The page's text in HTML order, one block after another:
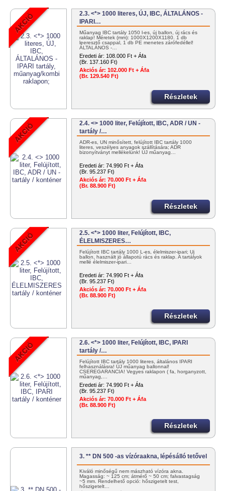
2.3. <*> 1000 literes, ÚJ, IBC, ÁLTALÁNOS -
IPARI…
Műanyag IBC tartály 1050 l-es, új ballon, új rács és
raklap! Méretek (mm): 1000X1200X1180. 1 db
leeresztő csappal, 1 db PE menetes zárófedéllel!
ÁLTALÁNOS -…
Eredeti ár: 108.000 Ft + Áfa
(Br. 137.160 Ft)
Akciós ár: 102.000 Ft + Áfa
(Br. 129.540 Ft)
Részletek
2.4. <> 1000 liter, Felújított, IBC, ADR / UN -
tartály /…
ADR-es, UN minősített, felújított IBC tartály 1000
literes, veszélyes anyagok szállítására; ADR
bizonyítványt mellékelünk! ÚJ műanyag…
Eredeti ár: 74.990 Ft + Áfa
(Br. 95.237 Ft)
Akciós ár: 70.000 Ft + Áfa
(Br. 88.900 Ft)
Részletek
2.5. <*> 1000 liter, Felújított, IBC,
ÉLELMISZERES…
Felújított IBC tartály 1000 L-es, élelmiszer-ipari; Új
ballon, használt jó állapotú rács és raklap. A tartályok
mellé élelmiszer-ipari…
Eredeti ár: 74.990 Ft + Áfa
(Br. 95.237 Ft)
Akciós ár: 70.000 Ft + Áfa
(Br. 88.900 Ft)
Részletek
2.6. <*> 1000 liter, Felújított, IBC, IPARI
tartály /…
Felújított IBC tartály 1000 literes, általános IPARI
felhasználásra! ÚJ műanyag ballonnal!
CSEREGARANCIA! Vegyes raklapon ( fa, horganyzott,
műanyag,…
Eredeti ár: 74.990 Ft + Áfa
(Br. 95.237 Ft)
Akciós ár: 70.000 Ft + Áfa
(Br. 88.900 Ft)
Részletek
3. ** DN 500 -as vízóraakna, lépésálló tetővel
Kiváló minőségű nem mászható vízóra akna.
Magasság: ~ 125 cm; átmérő ~ 50 cm; falvastagság
~5 mm. Rendelhető opció: hőszigetelt test,
hőszigetelt…